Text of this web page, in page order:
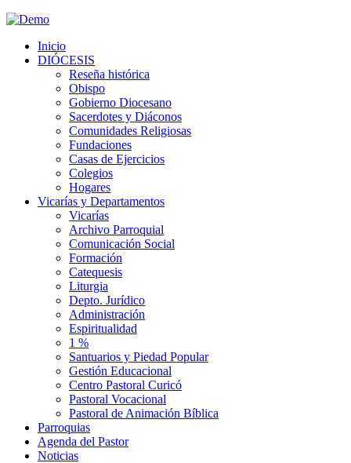
Inicio
DIÓCESIS
Reseña histórica
Obispo
Gobierno Diocesano
Sacerdotes y Diáconos
Comunidades Religiosas
Fundaciones
Casas de Ejercicios
Colegios
Hogares
Vicarías y Departamentos
Vicarías
Archivo Parroquial
Comunicación Social
Formación
Catequesis
Liturgia
Depto. Jurídico
Administración
Espiritualidad
1 %
Santuarios y Piedad Popular
Gestión Educacional
Centro Pastoral Curicó
Pastoral Vocacional
Pastoral de Animación Bíblica
Parroquias
Agenda del Pastor
Noticias